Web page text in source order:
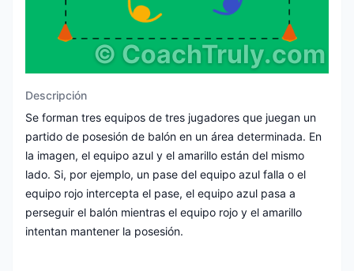
© CoachTruly.com
Descripción
Se forman tres equipos de tres jugadores que juegan un
partido de posesión de balón en un área determinada. En
la imagen, el equipo azul y el amarillo están del mismo
lado. Si, por ejemplo, un pase del equipo azul falla o el
equipo rojo intercepta el pase, el equipo azul pasa a
perseguir el balón mientras el equipo rojo y el amarillo
intentan mantener la posesión.